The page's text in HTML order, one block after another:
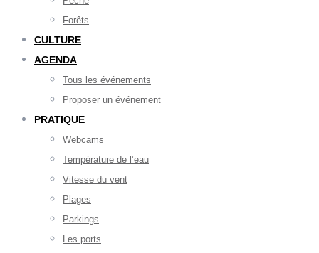
Forêts
CULTURE
AGENDA
Tous les événements
Proposer un événement
PRATIQUE
Webcams
Température de l’eau
Vitesse du vent
Plages
Parkings
Les ports